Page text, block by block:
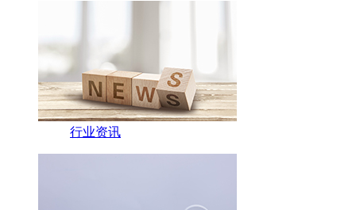
行业资讯